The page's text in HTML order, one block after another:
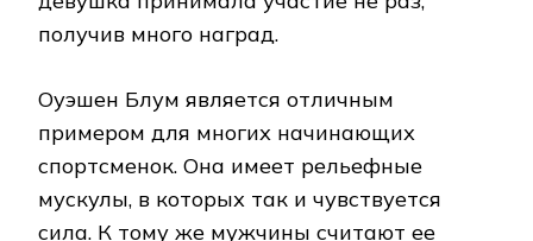
получив много наград.
Оуэшен Блум является отличным
примером для многих начинающих
спортсменок. Она имеет рельефные
мускулы, в которых так и чувствуется
сила. К тому же мужчины считают ее